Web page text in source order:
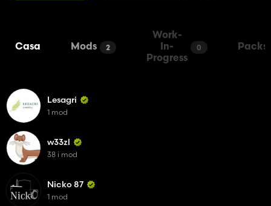
Casa Mods 2
Work-
In-
Progress
0 Packs
Lesagri
1 mod
w33zl
38 i mod
Nicko 87
1 mod